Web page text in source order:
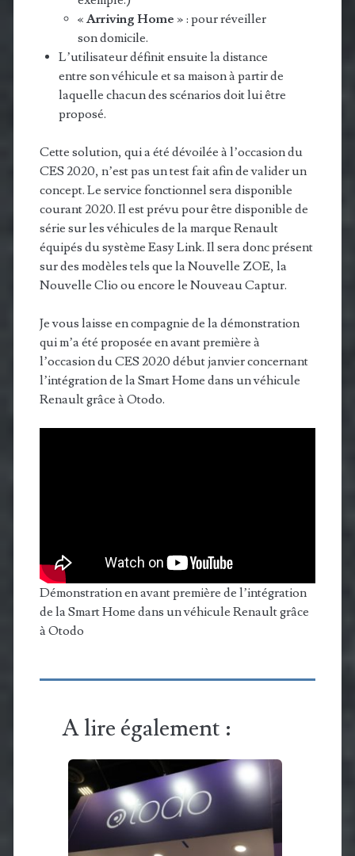
« Arriving Home » : pour réveiller
son domicile.
L’utilisateur définit ensuite la distance
entre son véhicule et sa maison à partir de
laquelle chacun des scénarios doit lui être
proposé.
Cette solution, qui a été dévoilée à l’occasion du
CES 2020, n’est pas un test fait afin de valider un
concept. Le service fonctionnel sera disponible
courant 2020. Il est prévu pour être disponible de
série sur les véhicules de la marque Renault
équipés du système Easy Link. Il sera donc présent
sur des modèles tels que la Nouvelle ZOE, la
Nouvelle Clio ou encore le Nouveau Captur.
Je vous laisse en compagnie de la démonstration
qui m’a été proposée en avant première à
l’occasion du CES 2020 début janvier concernant
l’intégration de la Smart Home dans un véhicule
Renault grâce à Otodo.
Démonstration en avant première de l’intégration
de la Smart Home dans un véhicule Renault grâce
à Otodo
A lire également :